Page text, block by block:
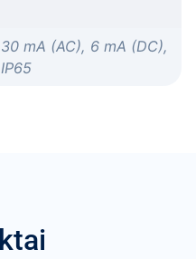
30 mA (AC), 6 mA (DC),
IP65